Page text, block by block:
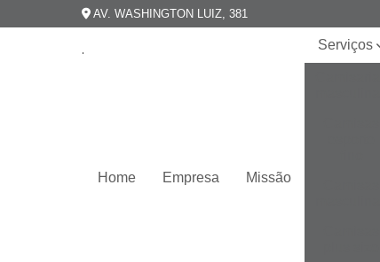
AV. WASHINGTON LUIZ, 381
Home Empresa Missão
Serviços